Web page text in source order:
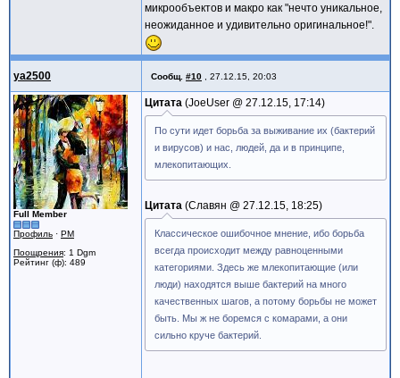
микрообъектов и макро как "нечто уникальное,
неожиданное и удивительно оригинальное!".
ya2500 Сообщ. #10 27.12.15, 20:03
Full Member
Профиль · PM
Поощрения: 1 Dgm
Рейтинг (ф): 489
Цитата JoeUser @ 27.12.15, 17:14
По сути идет борьба за выживание их (бактерий
и вирусов) и нас, людей, да и в принципе,
млекопитающих.
Цитата Славян @ 27.12.15, 18:25
Классическое ошибочное мнение, ибо борьба
всегда происходит между равноценными
категориями. Здесь же млекопитающие (или
люди) находятся выше бактерий на много
качественных шагов, а потому борьбы не может
быть. Мы ж не боремся с комарами, а они
сильно круче бактерий.